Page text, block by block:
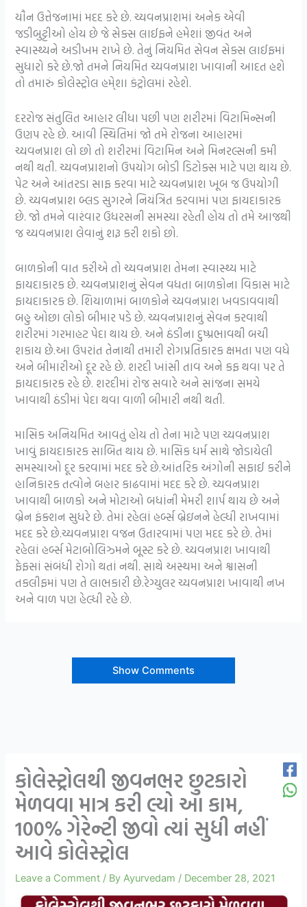
યૌન ઉત્તેજનામાં મદદ કરે છે. ચ્યવનપ્રાશમાં અનેક એવી
જડીબુટ્ટીઓ હોય છે જે સેક્સ લાઈફને હમેશાં જીવંત અને
સ્વાસ્થ્યને અડીખમ રાખે છે. તેનું નિયમિત સેવન સેક્સ લાઈફમાં
સુધારો કરે છે.જો તમને નિયમિત ચ્યવનપ્રાશ ખાવાની આદત હશે
તો તમારું કોલેસ્ટ્રોલ હમે્શા કંટ્રોલમાં રહેશે.
દરરોજ સંતુલિત આહાર લીધા પછી પણ શરીરમાં વિટામિન્સની
ઉણપ રહે છે. આવી સ્થિતિમાં જો તમે રોજના આહારમાં
ચ્યવનપ્રાશ લો છો તો શરીરમાં વિટામિન અને મિનરલ્સની કમી
નથી થતી. ચ્યવનપ્રાશનો ઉપયોગ બોડી ડિટોક્સ માટે પણ થાય છે.
પેટ અને આંતરડા સાફ કરવા માટે ચ્યવનપ્રાશ ખૂબ જ ઉપયોગી
છે. ચ્યવનપ્રાશ બ્લડ સુગરને નિયંત્રિત કરવામાં પણ ફાયદાકારક
છે. જો તમને વારંવાર ઉધરસની સમસ્યા રહેતી હોય તો તમે આજથી
જ ચ્યવનપ્રાશ લેવાનું શરૂ કરી શકો છો.
બાળકોની વાત કરીએ તો ચ્યવનપ્રાશ તેમના સ્વાસ્થ્ય માટે
ફાયદાકારક છે. ચ્યવનપ્રાશનું સેવન વધતા બાળકોના વિકાસ માટે
ફાયદાકારક છે. શિયાળામાં બાળકોને ચ્યવનપ્રાશ ખવડાવવાથી
બહુ ઓછા લોકો બીમાર પડે છે. ચ્યવનપ્રાશનું સેવન કરવાથી
શરીરમાં ગરમાહટ પેદા થાય છે. અને ઠંડીના દુષ્પ્રભાવથી બચી
શકાય છે.આ ઉપરાંત તેનાથી તમારી રોગપ્રતિકારક ક્ષમતા પણ વધે
અને બીમારીઓ દૂર રહે છે. શરદી ખાંસી તાવ અને કફ થવા પર તે
ફાયદાકારક રહે છે. શરદીમાં રોજ સવારે અને સાંજના સમયે
ખાવાથી ઠંડીમાં પેદા થવા વાળી બીમારી નથી થતી.
માસિક અનિયમિત આવતું હોય તો તેના માટે પણ ચ્યવનપ્રાશ
ખાવું ફાયદાકારક સાબિત થાય છે. માસિક ધર્મ સાથે જોડાયેલી
સમસ્યાઓ દૂર કરવામાં મદદ કરે છે.આંતરિક અંગોની સફાઈ કરીને
હાનિકારક તત્વોને બહાર કાઢવામાં મદદ કરે છે. ચ્યવનપ્રાશ
ખાવાથી બાળકો અને મોટાઓ બધાંની મેમરી શાર્પ થાય છે અને
બ્રેન ફંક્શન સુધરે છે. તેમાં રહેલાં હર્બ્સ બ્રેઇનને હેલ્ધી રાખવામાં
મદદ કરે છે.ચ્યવનપ્રાશ વજન ઉતારવામાં પણ મદદ કરે છે. તેમાં
રહેલાં હર્બ્સ મેટાબોલિઝ્મને બૂસ્ટ કરે છે. ચ્યવનપ્રાશ ખાવાથી
ફેફસાં સંબંધી રોગો થતાં નથી. સાથે અસ્થમા અને શ્વાસની
તકલીફમાં પણ તે લાભકારી છે.રેગ્યુલર ચ્યવનપ્રાશ ખાવાથી નખ
અને વાળ પણ હેલ્ધી રહે છે.
Show Comments
કોલેસ્ટ્રોલથી જીવનભર છુટકારો
મેળવવા માત્ર કરી લ્યો આ કામ,
100% ગેરેન્ટી જીવો ત્યાં સુધી નહીં
આવે કોલેસ્ટ્રોલ
Leave a Comment / ByAyurvedam / December 28, 2021